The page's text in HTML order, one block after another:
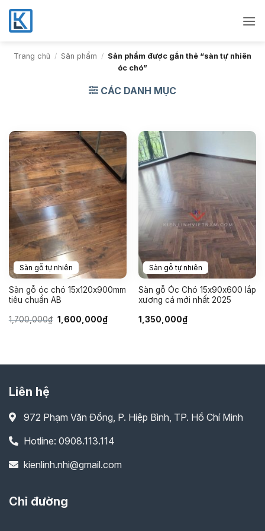
Bỏ
qua
nội
dungTrang chủ / Sản phẩm / Sản phẩm được gắn thẻ “sàn tự nhiên
óc chó”
CÁC DANH MỤC
Sàn gỗ tự nhiên
Sàn gỗ óc chó 15x120x900mm
tiêu chuẩn AB
1,700,000₫ Giá
gốc
1,600,000₫Giá
hiện
Sàn gỗ tự nhiên
Sàn gỗ Óc Chó 15x90x600 lắp
xương cá mới nhất 2025
1,350,000₫
Liên hệ
972 Phạm Văn Đồng, P. Hiệp Bình, TP. Hồ Chí Minh
Hotline: 0908.113.114
kienlinh.nhi@gmail.com
Chỉ đường